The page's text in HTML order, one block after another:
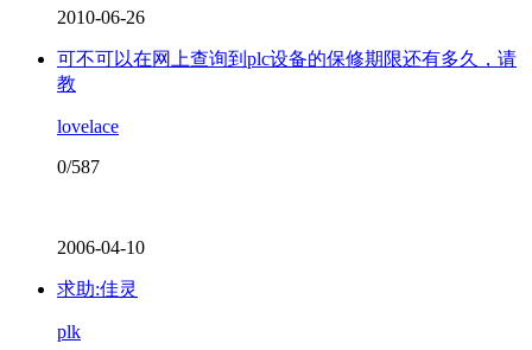
2010-06-26
可不可以在网上查询到plc设备的保修期限还有多久，请
教
lovelace
0/587
2006-04-10
求助:佳灵
plk